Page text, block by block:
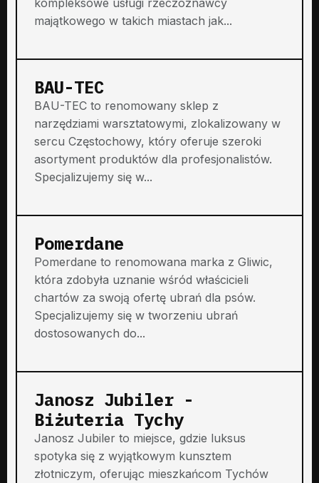
majątkowego w takich miastach jak...
BAU-TEC
BAU-TEC to renomowany sklep z
narzędziami warsztatowymi, zlokalizowany w
sercu Częstochowy, który oferuje szeroki
asortyment produktów dla profesjonalistów.
Specjalizujemy się w...
Pomerdane
Pomerdane to renomowana marka z Gliwic,
która zdobyła uznanie wśród właścicieli
chartów za swoją ofertę ubrań dla psów.
Specjalizujemy się w tworzeniu ubrań
dostosowanych do...
Janosz Jubiler -
Biżuteria Tychy
Janosz Jubiler to miejsce, gdzie luksus
spotyka się z wyjątkowym kunsztem
złotniczym, oferując mieszkańcom Tychów